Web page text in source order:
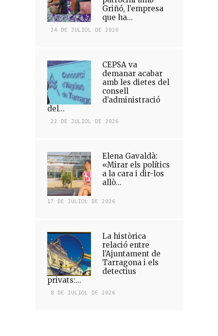
Griñó, l’empresa
que ha...
24 DE JULIOL DE 2026
CEPSA va
demanar acabar
amb les dietes del
consell
d’administració
del...
22 DE JULIOL DE 2026
Elena Gavaldà:
«Mirar els polítics
a la cara i dir-los
allò...
17 DE JULIOL DE 2026
La històrica
relació entre
l’Ajuntament de
Tarragona i els
detectius
privats:...
8 DE JULIOL DE 2026